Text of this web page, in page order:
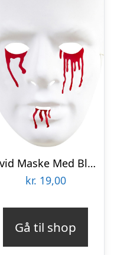
Hvid Maske Med Blod
kr. 19,00
Gå til shop